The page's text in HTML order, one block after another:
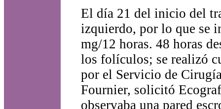
El día 21 del inicio del
izquierdo, por lo que se
mg/12 horas. 48 horas
los folículos; se realizó
por el Servicio de
Fournier, solicitó
observaba una pared